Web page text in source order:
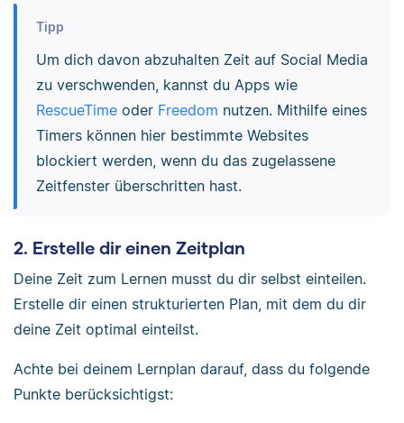
Tipp
Um dich davon abzuhalten Zeit auf Social Media
zu verschwenden, kannst du Apps wie
RescueTimeoder Freedom nutzen. Mithilfe eines
Timers können hier bestimmte Websites
blockiert werden, wenn du das zugelassene
Zeitfenster überschritten hast.
2. Erstelle dir einen Zeitplan
Deine Zeit zum Lernen musst du dir selbst einteilen.
Erstelle dir einen strukturierten Plan, mit dem du dir
deine Zeit optimal einteilst.
Achte bei deinem Lernplan darauf, dass du folgende
Punkte berücksichtigst: